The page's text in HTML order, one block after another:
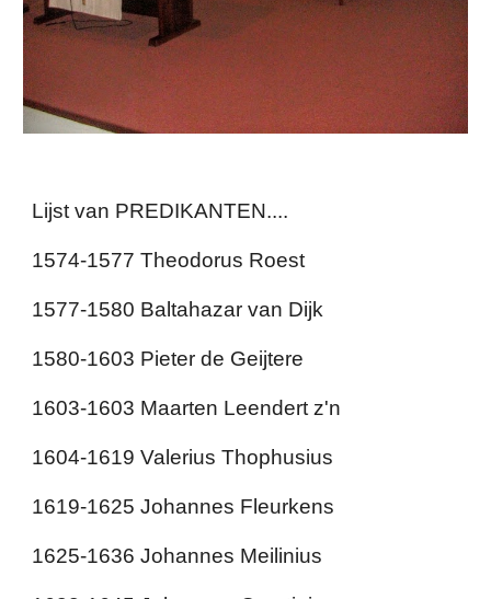
Lijst van PREDIKANTEN....
1574-1577 Theodorus Roest
1577-1580 Baltahazar van Dijk
1580-1603 Pieter de Geijtere
1603-1603 Maarten Leendert z'n
1604-1619 Valerius Thophusius
1619-1625 Johannes Fleurkens
1625-1636 Johannes Meilinius